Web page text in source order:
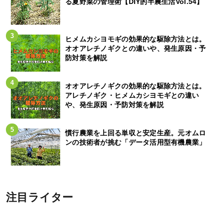
ヒメムカシヨモギの効果的な駆除方法とは。
オオアレチノギクとの違いや、発生原因・予
防対策を解説
オオアレチノギクの効果的な駆除方法とは。
アレチノギク・ヒメムカシヨモギとの違い
や、発生原因・予防対策を解説
慣行農業を上回る単収と安定生産。元オムロ
ンの技術者が挑む「データ活用型有機農業」
注目ライター